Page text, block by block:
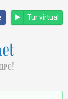
Tur virtual